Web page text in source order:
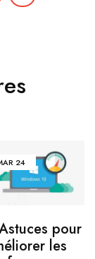
24
pour
les